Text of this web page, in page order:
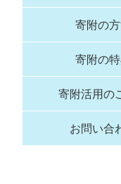
寄附の
寄附の
寄附活用の
お問い合